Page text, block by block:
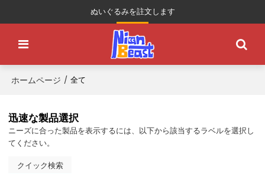
ぬいぐるみを註文します
ホームページ / 全て
迅速な製品選択
ニーズに合った製品を表示するには、以下から該当するラベルを選択し
てください。
クイック検索